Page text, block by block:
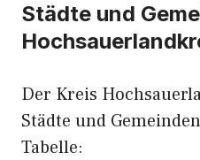
Städte und
Der Kreis
Städte und
Tabelle: